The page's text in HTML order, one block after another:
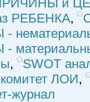
и
РЕБЕНКА,
,
SWOT
ЛОИ,
журнал